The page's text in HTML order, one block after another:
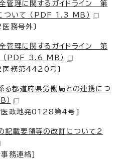
管理に関するガイドライン 第
ついて （PDF 1.3 MB）
務号外〕
管理に関するガイドライン 第
（PDF 3.6 MB）
医務第4420号〕
る都道府県労働局との連携につ
医政地発0128第4号]
記載要領等の改訂について2
務連絡]